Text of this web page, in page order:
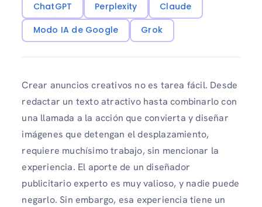
ChatGPT Perplexity
Claude
Modo IA de Google
Grok
Crear anuncios creativos no es tarea fácil. Desde
redactar un texto atractivo hasta combinarlo con
una llamada a la acción que convierta y diseñar
imágenes que detengan el desplazamiento,
requiere muchísimo trabajo, sin mencionar la
experiencia. El aporte de un diseñador
publicitario experto es muy valioso, y nadie puede
negarlo. Sin embargo, esa experiencia tiene un